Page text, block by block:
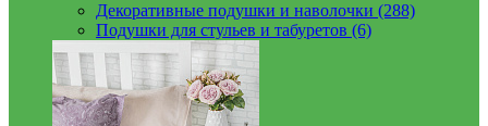
Декоративные подушки и наволочки (288)
Подушки для стульев и табуретов (6)